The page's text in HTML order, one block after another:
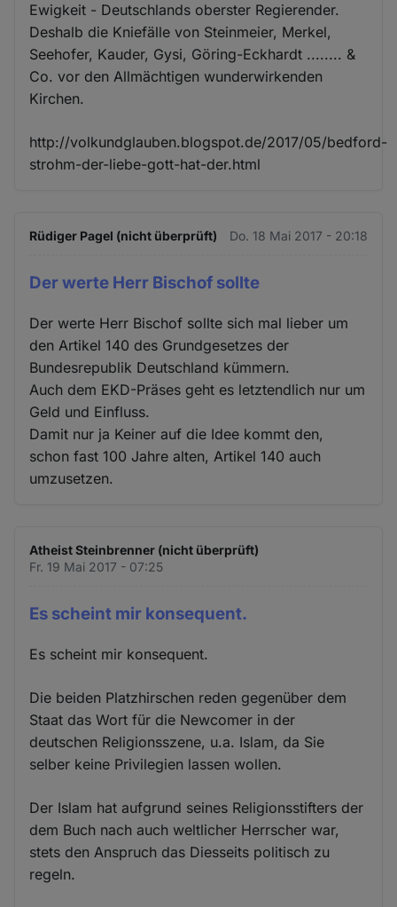
Ewigkeit - Deutschlands oberster Regierender.
Deshalb die Kniefälle von Steinmeier, Merkel,
Seehofer, Kauder, Gysi, Göring-Eckhardt ........ &
Co. vor den Allmächtigen wunderwirkenden
Kirchen.
http://volkundglauben.blogspot.de/2017/05/bedford-
strohm-der-liebe-gott-hat-der.html
Rüdiger Pagel (nicht überprüft) Do. 18 Mai 2017 - 20:18
Der werte Herr Bischof sollte
Der werte Herr Bischof sollte sich mal lieber um
den Artikel 140 des Grundgesetzes der
Bundesrepublik Deutschland kümmern.
Auch dem EKD-Präses geht es letztendlich nur um
Geld und Einfluss.
Damit nur ja Keiner auf die Idee kommt den,
schon fast 100 Jahre alten, Artikel 140 auch
umzusetzen.
Atheist Steinbrenner (nicht überprüft)
Fr. 19 Mai 2017 - 07:25
Es scheint mir konsequent.
Es scheint mir konsequent.
Die beiden Platzhirschen reden gegenüber dem
Staat das Wort für die Newcomer in der
deutschen Religionsszene, u.a. Islam, da Sie
selber keine Privilegien lassen wollen.
Der Islam hat aufgrund seines Religionsstifters der
dem Buch nach auch weltlicher Herrscher war,
stets den Anspruch das Diesseits politisch zu
regeln.